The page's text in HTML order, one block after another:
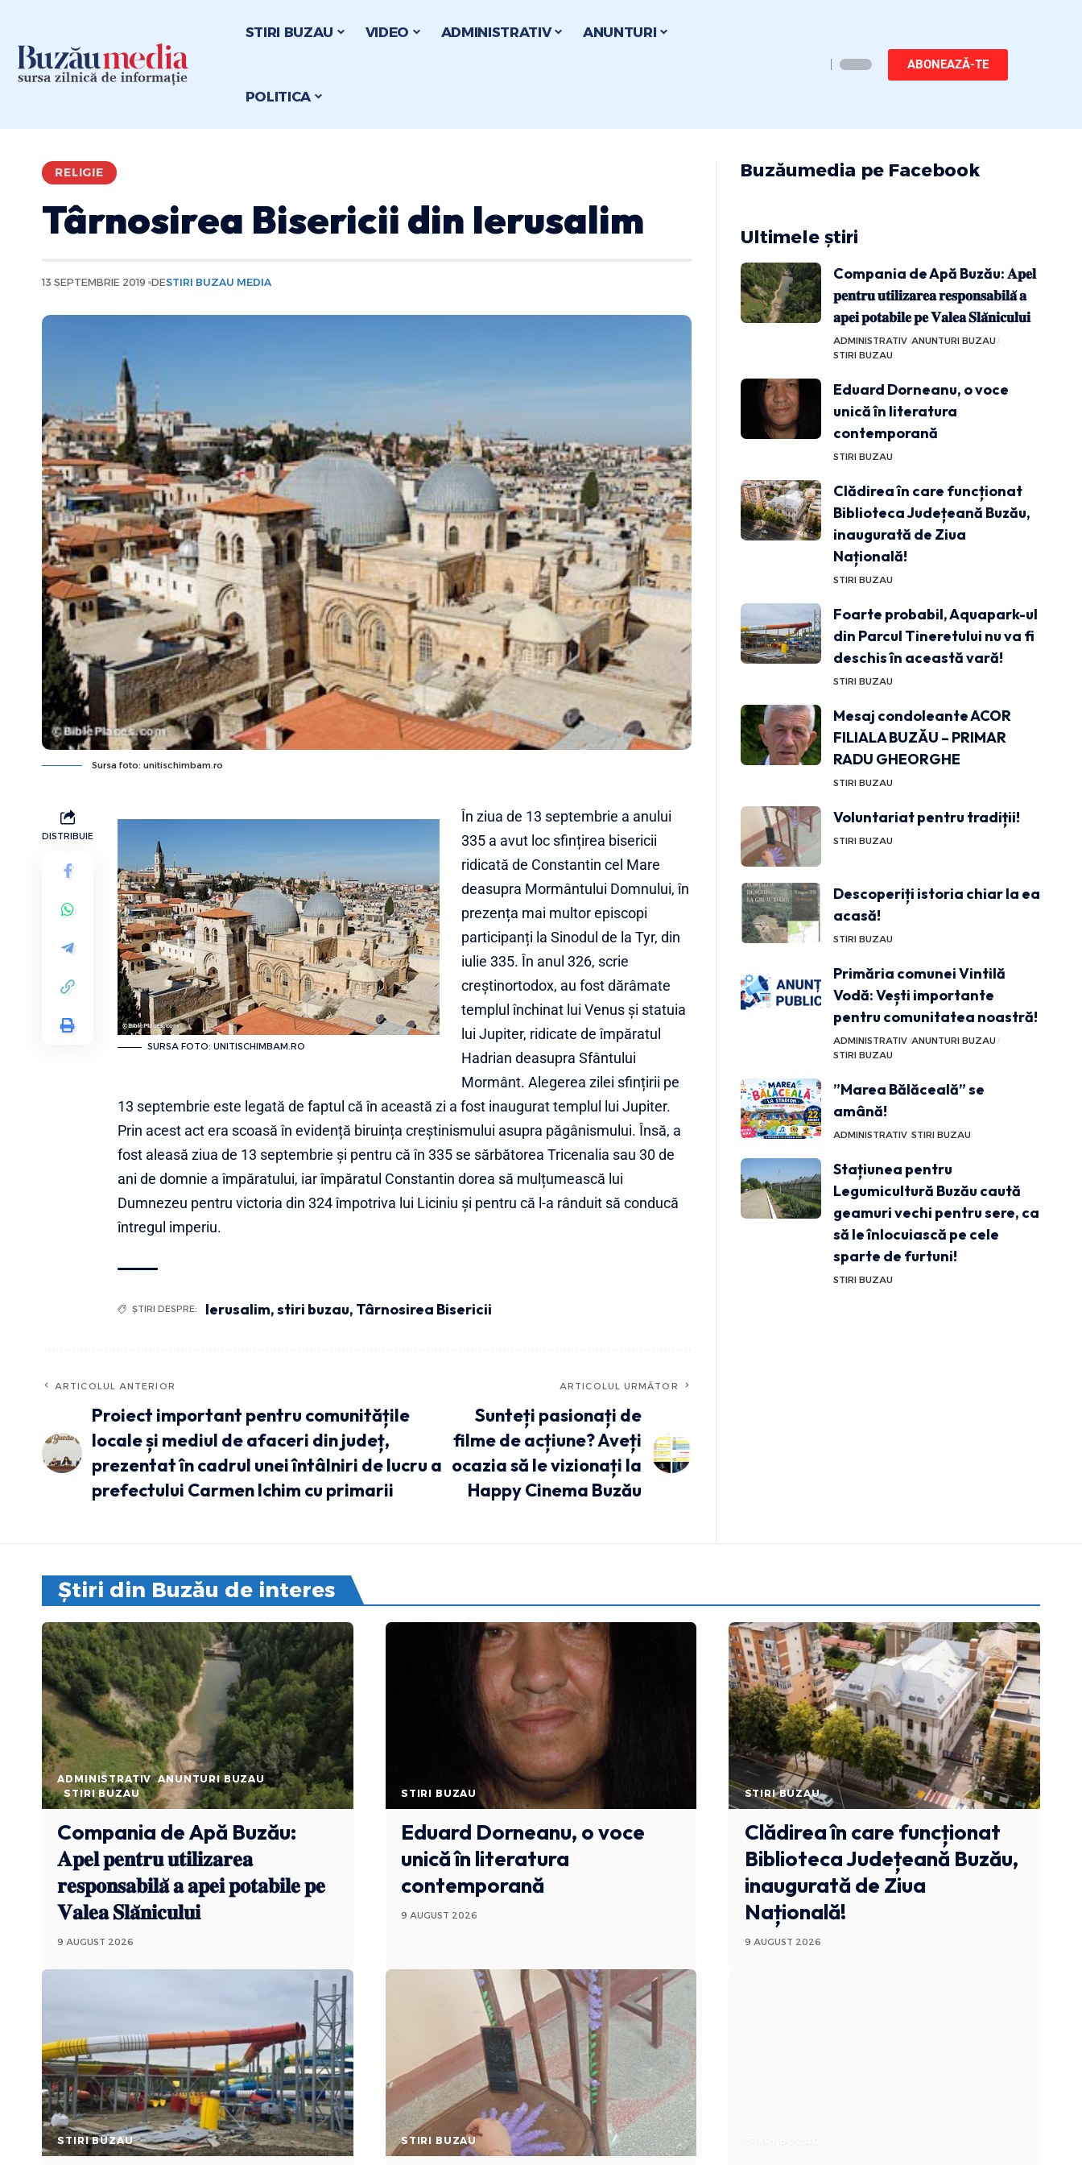
STIRI BUZAU VIDEO ADMINISTRATIV ANUNTURI
POLITICA
ABONEAZĂ-TE
RELIGIE
Târnosirea Bisericii din Ierusalim
13 SEPTEMBRIE 2019 DESTIRI BUZAU MEDIA
Sursa foto: unitischimbam.ro
DISTRIBUIE
SURSA FOTO: UNITISCHIMBAM.RO
În ziua de 13 septembrie a anului
335 a avut loc sfințirea bisericii
ridicată de Constantin cel Mare
deasupra Mormântului Domnului, în
prezența mai multor episcopi
participanți la Sinodul de la Tyr, din
iulie 335. În anul 326, scrie
creștinortodox, au fost dărâmate
templul închinat lui Venus și statuia
lui Jupiter, ridicate de împăratul
Hadrian deasupra Sfântului
Mormânt. Alegerea zilei sfințirii pe
13 septembrie este legată de faptul că în această zi a fost inaugurat templul lui Jupiter.
Prin acest act era scoasă în evidență biruința creștinismului asupra păgânismului. Însă, a
fost aleasă ziua de 13 septembrie și pentru că în 335 se sărbătorea Tricenalia sau 30 de
ani de domnie a împăratului, iar împăratul Constantin dorea să mulțumească lui
Dumnezeu pentru victoria din 324 împotriva lui Liciniu și pentru că l-a rânduit să conducă
întregul imperiu.
ȘTIRI DESPRE: Ierusalim,stiri buzau, Târnosirea Bisericii
ARTICOLUL ANTERIOR
Proiect important pentru comunitățile
locale și mediul de afaceri din județ,
prezentat în cadrul unei întâlniri de lucru a
prefectului Carmen Ichim cu primarii
ARTICOLUL URMĂTOR
Sunteți pasionați de
filme de acțiune? Aveți
ocazia să le vizionați la
Happy Cinema Buzău
Buzăumedia pe Facebook
Ultimele știri
Compania de Apă Buzău: 𝐀𝐩𝐞𝐥
𝐩𝐞𝐧𝐭𝐫𝐮 𝐮𝐭𝐢𝐥𝐢𝐳𝐚𝐫𝐞𝐚 𝐫𝐞𝐬𝐩𝐨𝐧𝐬𝐚𝐛𝐢𝐥𝐚̆ 𝐚
𝐚𝐩𝐞𝐢 𝐩𝐨𝐭𝐚𝐛𝐢𝐥𝐞 𝐩𝐞 𝐕𝐚𝐥𝐞𝐚 𝐒𝐥𝐚̆𝐧𝐢𝐜𝐮𝐥𝐮𝐢
ADMINISTRATIV ANUNTURI BUZAU
STIRI BUZAU
Eduard Dorneanu, o voce
unică în literatura
contemporană
STIRI BUZAU
Clădirea în care funcționat
Biblioteca Județeană Buzău,
inaugurată de Ziua
Națională!
STIRI BUZAU
Foarte probabil, Aquapark-ul
din Parcul Tineretului nu va fi
deschis în această vară!
STIRI BUZAU
Mesaj condoleante ACOR
FILIALA BUZĂU – PRIMAR
RADU GHEORGHE
STIRI BUZAU
Voluntariat pentru tradiții!
STIRI BUZAU
Descoperiți istoria chiar la ea
acasă!
STIRI BUZAU
Primăria comunei Vintilă
Vodă: Vești importante
pentru comunitatea noastră!
ADMINISTRATIV ANUNTURI BUZAU
STIRI BUZAU
”Marea Bălăceală” se
amână!
ADMINISTRATIV STIRI BUZAU
Stațiunea pentru
Legumicultură Buzău caută
geamuri vechi pentru sere, ca
să le înlocuiască pe cele
sparte de furtuni!
STIRI BUZAU
Știri din Buzău de interes
ADMINISTRATIV ANUNTURI BUZAU
STIRI BUZAU
Compania de Apă Buzău:
𝐀𝐩𝐞𝐥 𝐩𝐞𝐧𝐭𝐫𝐮 𝐮𝐭𝐢𝐥𝐢𝐳𝐚𝐫𝐞𝐚
𝐫𝐞𝐬𝐩𝐨𝐧𝐬𝐚𝐛𝐢𝐥𝐚̆ 𝐚 𝐚𝐩𝐞𝐢 𝐩𝐨𝐭𝐚𝐛𝐢𝐥𝐞 𝐩𝐞
𝐕𝐚𝐥𝐞𝐚 𝐒𝐥𝐚̆𝐧𝐢𝐜𝐮𝐥𝐮𝐢
9 AUGUST 2026
STIRI BUZAU
Eduard Dorneanu, o voce
unică în literatura
contemporană
9 AUGUST 2026
STIRI BUZAU
Clădirea în care funcționat
Biblioteca Județeană Buzău,
inaugurată de Ziua
Națională!
9 AUGUST 2026
STIRI BUZAU STIRI BUZAU